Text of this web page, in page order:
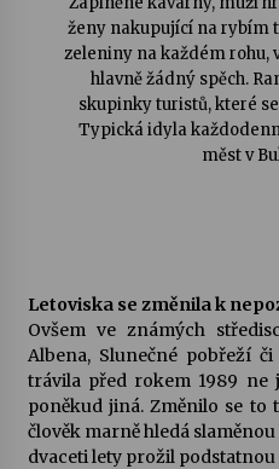
Varhanní
Želiv
3. 7. 2026
ženy nakupující na rybím
zeleniny na každém rohu,
hlavně žádný spěch.
skupinky turistů, které
Typická idyla
měst v
Letoviska se změnila k
Ovšem ve známých
Albena, Slunečné pobřeží
trávila před rokem 1989 ne
poněkud jiná. Změnilo se
člověk marně hledá
dvaceti lety prožil podstatnou